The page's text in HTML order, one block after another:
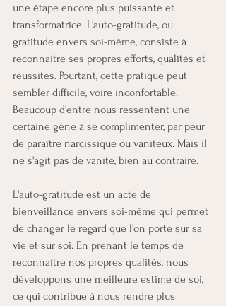
une étape encore plus puissante et
transformatrice. L'auto-gratitude, ou
gratitude envers soi-même, consiste à
reconnaître ses propres efforts, qualités et
réussites. Pourtant, cette pratique peut
sembler difficile, voire inconfortable.
Beaucoup d'entre nous ressentent une
certaine gêne à se complimenter, par peur
de paraître narcissique ou vaniteux. Mais il
ne s'agit pas de vanité, bien au contraire.
L'auto-gratitude est un acte de
bienveillance envers soi-même qui permet
de changer le regard que l’on porte sur sa
vie et sur soi. En prenant le temps de
reconnaître nos propres qualités, nous
développons une meilleure estime de soi,
ce qui contribue à nous rendre plus